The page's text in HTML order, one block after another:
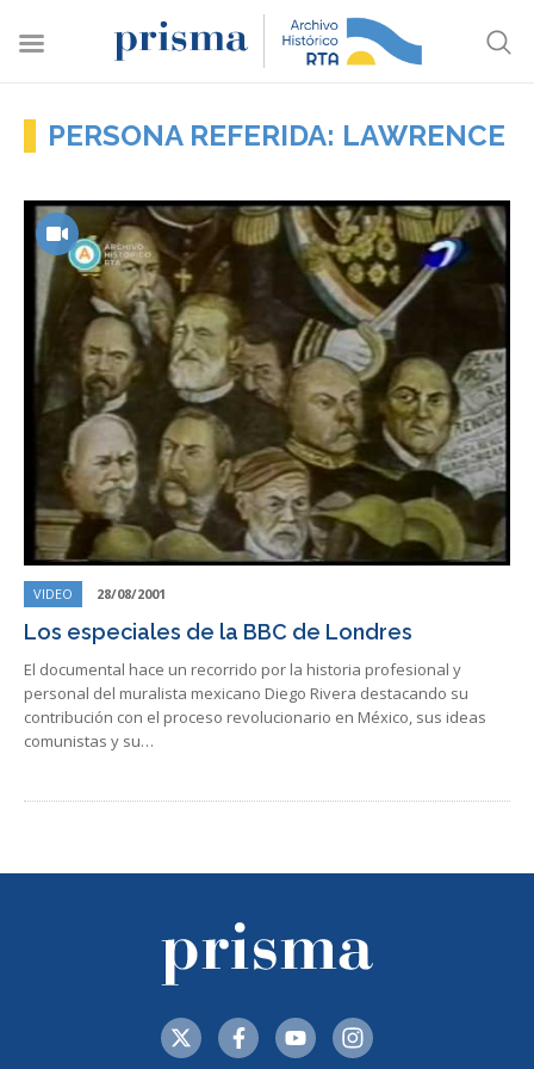
PERSONA REFERIDA: LAWRENCE
VIDEO 28/08/2001
Los especiales de la BBC de Londres
El documental hace un recorrido por la historia profesional y
personal del muralista mexicano Diego Rivera destacando su
contribución con el proceso revolucionario en México, sus ideas
comunistas y su…